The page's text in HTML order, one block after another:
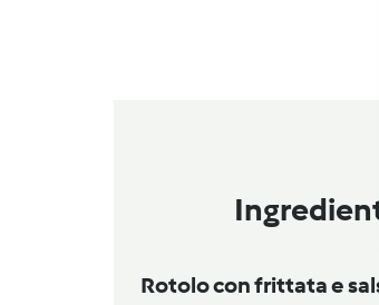
Rotolo con frittata e